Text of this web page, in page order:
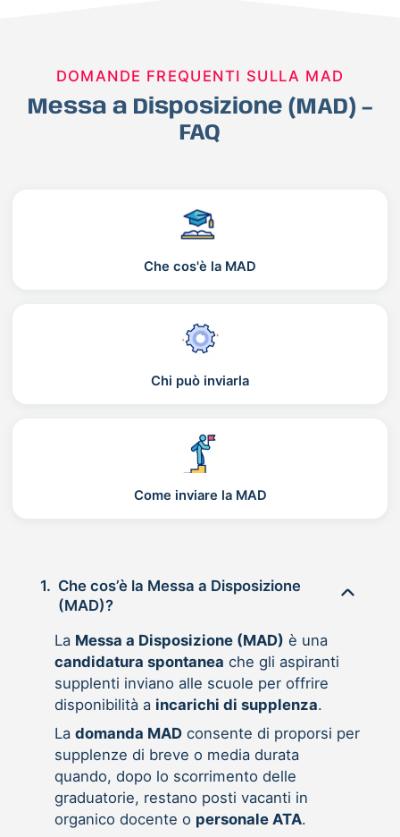
DOMANDE FREQUENTI SULLA MAD
Messa a Disposizione (MAD) –
FAQ
Che cos'è la MAD
Chi può inviarla
Come inviare la MAD
1. Che cos’è la Messa a Disposizione
(MAD)?
La Messa a Disposizione (MAD) è una
candidatura spontanea che gli aspiranti
supplenti inviano alle scuole per offrire
disponibilità a incarichi di supplenza.
La domanda MADconsente di proporsi per
supplenze di breve o media durata
quando, dopo lo scorrimento delle
graduatorie, restano posti vacanti in
organico docente o personale ATA.